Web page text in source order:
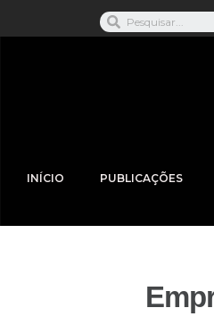
INÍCIO PUBLICAÇÕES